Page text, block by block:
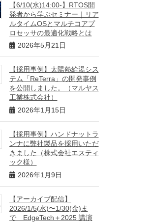
【6/10(水)14:00-】RTOS開
発者から学ぶセミナー｜リア
ルタイムOSとマルチコアプ
ロセッサの最適化戦略とは
2026年5月21日
【採用事例】太陽熱給湯シス
テム「ReTerra」の開発事例
を公開しました。（マルヤス
工業株式会社）
2026年1月15日
【採用事例】ハンドナットラ
ンナに弊社製品を採用いただ
きました（株式会社エスティ
ック様）
2026年1月9日
【アーカイブ配信】
2026/1/5(水)〜1/30(金)ま
で EdgeTech＋2025 講演